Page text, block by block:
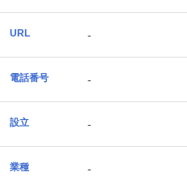
URL -
電話番号 -
設立 -
業種 -